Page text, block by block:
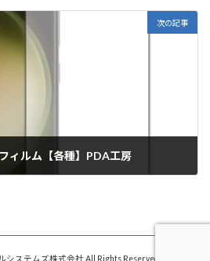
次の記事
ィルム【各種】PDA工房
ステムズ株式会社 All Rights Reserved.